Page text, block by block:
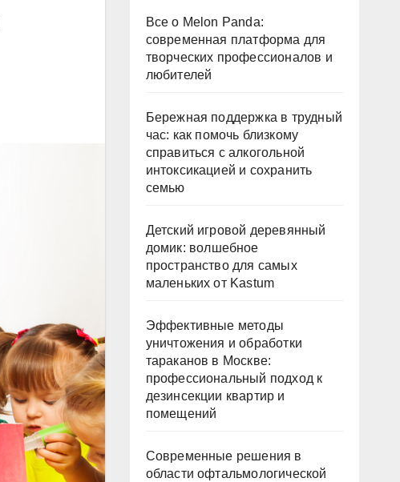
Все о Melon Panda:
современная платформа для
творческих профессионалов и
любителей
Бережная поддержка в трудный
час: как помочь близкому
справиться с алкогольной
интоксикацией и сохранить
семью
Детский игровой деревянный
домик: волшебное
пространство для самых
маленьких от Kastum
Эффективные методы
уничтожения и обработки
тараканов в Москве:
профессиональный подход к
дезинсекции квартир и
помещений
Современные решения в
области офтальмологической